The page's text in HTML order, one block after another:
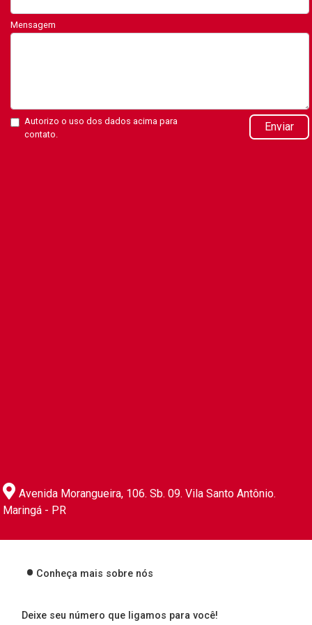
Mensagem
Autorizo o uso dos dados acima para
contato.
Enviar
Avenida Morangueira, 106. Sb. 09. Vila Santo Antônio.
Maringá - PR
Conheça mais sobre nós
Deixe seu número que ligamos para você!